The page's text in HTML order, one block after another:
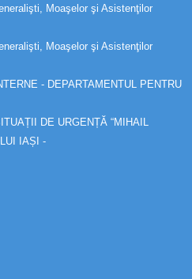
Moaşelor şi Asistenţilor
Moaşelor şi Asistenţilor
- DEPARTAMENTUL PENTRU
DE URGENȚĂ “MIHAIL
IAȘI -